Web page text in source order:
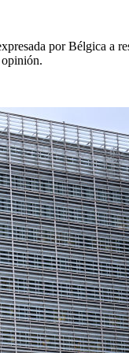
por Bélgica a
opinión.